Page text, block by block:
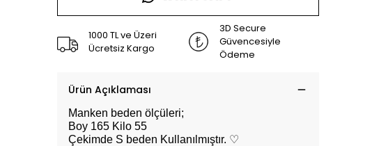
1000 TL ve Üzeri
Ücretsiz Kargo
3D Secure
Güvencesiyle
Ödeme
Ürün Açıklaması
Manken beden ölçüleri;
Boy 165 Kilo 55
Çekimde S beden Kullanılmıştır. ♡